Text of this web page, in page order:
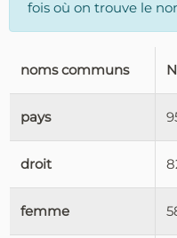
fois où on trouve le
noms communs
pays
droit
femme